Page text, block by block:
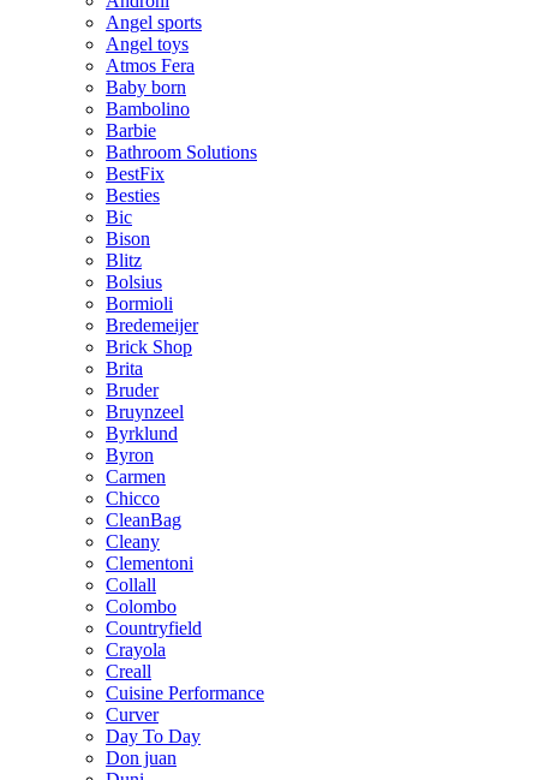
Angel sports
Angel toys
Atmos Fera
Baby born
Bambolino
Barbie
Bathroom Solutions
BestFix
Besties
Bic
Bison
Blitz
Bolsius
Bormioli
Bredemeijer
Brick Shop
Brita
Bruder
Bruynzeel
Byrklund
Byron
Carmen
Chicco
CleanBag
Cleany
Clementoni
Collall
Colombo
Countryfield
Crayola
Creall
Cuisine Performance
Curver
Day To Day
Don juan